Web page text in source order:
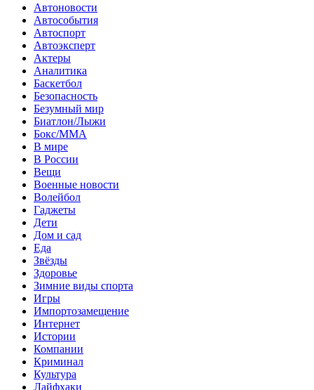
Автоновости
Автособытия
Автоспорт
Автоэксперт
Актеры
Аналитика
Баскетбол
Безопасность
Безумный мир
Биатлон/Лыжи
Бокс/MMA
В мире
В России
Вещи
Военные новости
Волейбол
Гаджеты
Дети
Дом и сад
Еда
Звёзды
Здоровье
Зимние виды спорта
Игры
Импортозамещение
Интернет
Истории
Компании
Криминал
Культура
Лайфхаки